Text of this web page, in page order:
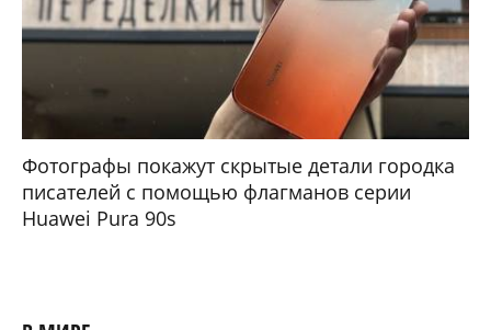
Фотографы покажут скрытые детали городка
писателей с помощью флагманов серии
Huawei Pura 90s